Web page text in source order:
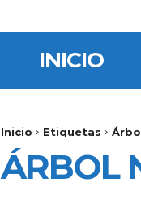
INICIO
Inicio Etiquetas
ÁRBOL